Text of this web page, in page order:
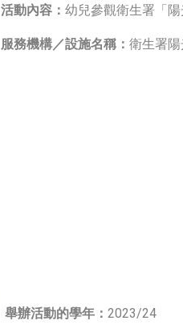
活動內容： 幼兒參觀衛生署「
服務機構／設施名稱： 衛生署
舉辦活動的學年：2023/24